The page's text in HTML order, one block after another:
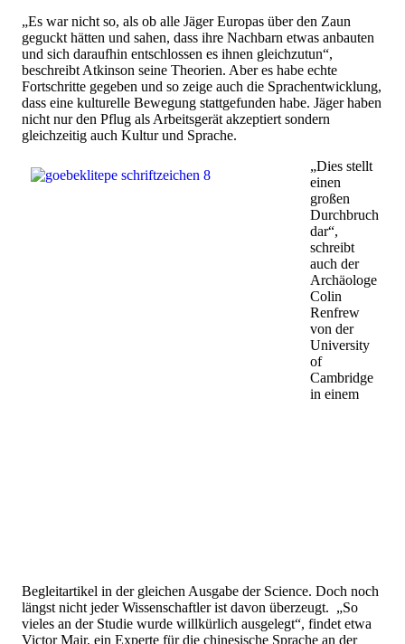
„Es war nicht so, als ob alle Jäger Europas über den Zaun
geguckt hätten und sahen, dass ihre Nachbarn etwas anbauten
und sich daraufhin entschlossen es ihnen gleichzutun“,
beschreibt Atkinson seine Theorien. Aber es habe echte
Fortschritte gegeben und so zeige auch die Sprachentwicklung,
dass eine kulturelle Bewegung stattgefunden habe. Jäger haben
nicht nur den Pflug als Arbeitsgerät akzeptiert sondern
gleichzeitig auch Kultur und Sprache.
„Dies stellt
einen
großen
Durchbruch
dar“,
schreibt
auch der
Archäologe
Colin
Renfrew
von der
University
of
Cambridge
in einem
Begleitartikel in der gleichen Ausgabe der Science. Doch noch
längst nicht jeder Wissenschaftler ist davon überzeugt. „So
vieles an der Studie wurde willkürlich ausgelegt“, findet etwa
Victor Mair, ein Experte für die chinesische Sprache an der